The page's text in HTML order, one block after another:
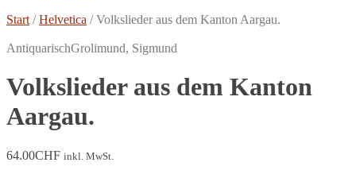
Start /Helvetica /Volkslieder aus dem Kanton Aargau.
AntiquarischGrolimund, Sigmund
Volkslieder aus dem Kanton
Aargau.
64.00CHF inkl. MwSt.